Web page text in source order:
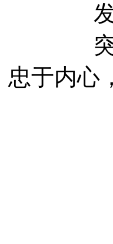
忠于内心